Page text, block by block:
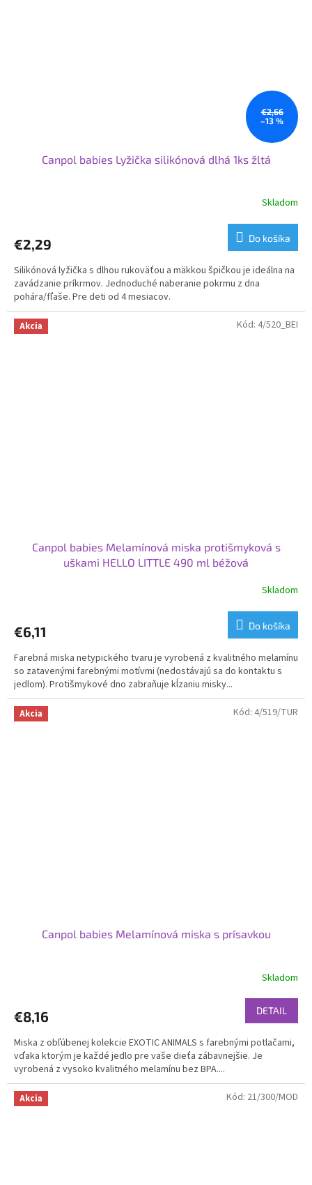
€2,66
–13 %
Canpol babies Lyžička silikónová dlhá 1ks žltá
Skladom
€2,29 Do košíka
Silikónová lyžička s dlhou rukoväťou a mäkkou špičkou je ideálna na
zavádzanie príkrmov. Jednoduché naberanie pokrmu z dna
pohára/fľaše. Pre deti od 4 mesiacov.
Akcia
Canpol babies Melamínová miska protišmyková s
uškami HELLO LITTLE 490 ml béžová
Skladom
€6,11 Do košíka
Farebná miska netypického tvaru je vyrobená z kvalitného melamínu
so zatavenými farebnými motívmi (nedostávajú sa do kontaktu s
jedlom). Protišmykové dno zabraňuje kĺzaniu misky...
Kód: 4/520_BEI
Akcia
Canpol babies Melamínová miska s prísavkou
Skladom
€8,16 DETAIL
Miska z obľúbenej kolekcie EXOTIC ANIMALS s farebnými potlačami,
vďaka ktorým je každé jedlo pre vaše dieťa zábavnejšie. Je
vyrobená z vysoko kvalitného melamínu bez BPA....
Kód: 4/519/TUR
Akcia Kód: 21/300/MOD